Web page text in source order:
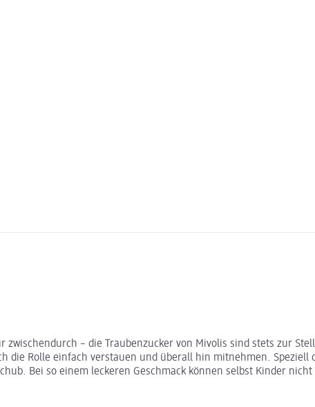
– die Traubenzucker von Mivolis sind stets zur
die Rolle einfach verstauen und überall hin mitnehmen.
Bei so einem leckeren Geschmack können selbst Kinder